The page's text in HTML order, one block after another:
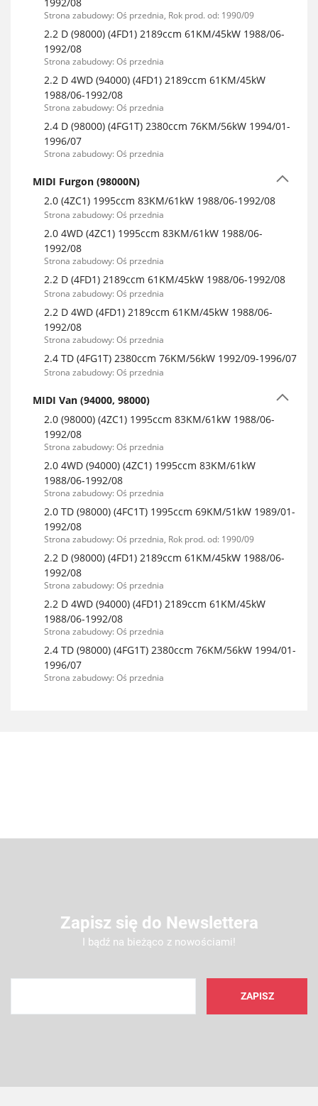
Strona zabudowy: Oś przednia, Rok prod. od: 1990/09
2.2 D (98000) (4FD1) 2189ccm 61KM/45kW 1988/06-
1992/08
Strona zabudowy: Oś przednia
2.2 D 4WD (94000) (4FD1) 2189ccm 61KM/45kW
1988/06-1992/08
Strona zabudowy: Oś przednia
2.4 D (98000) (4FG1T) 2380ccm 76KM/56kW 1994/01-
1996/07
Strona zabudowy: Oś przednia
MIDI Furgon (98000N)
2.0 (4ZC1) 1995ccm 83KM/61kW 1988/06-1992/08
Strona zabudowy: Oś przednia
2.0 4WD (4ZC1) 1995ccm 83KM/61kW 1988/06-
1992/08
Strona zabudowy: Oś przednia
2.2 D (4FD1) 2189ccm 61KM/45kW 1988/06-1992/08
Strona zabudowy: Oś przednia
2.2 D 4WD (4FD1) 2189ccm 61KM/45kW 1988/06-
1992/08
Strona zabudowy: Oś przednia
2.4 TD (4FG1T) 2380ccm 76KM/56kW 1992/09-1996/07
Strona zabudowy: Oś przednia
MIDI Van (94000, 98000)
2.0 (98000) (4ZC1) 1995ccm 83KM/61kW 1988/06-
1992/08
Strona zabudowy: Oś przednia
2.0 4WD (94000) (4ZC1) 1995ccm 83KM/61kW
1988/06-1992/08
Strona zabudowy: Oś przednia
2.0 TD (98000) (4FC1T) 1995ccm 69KM/51kW 1989/01-
1992/08
Strona zabudowy: Oś przednia, Rok prod. od: 1990/09
2.2 D (98000) (4FD1) 2189ccm 61KM/45kW 1988/06-
1992/08
Strona zabudowy: Oś przednia
2.2 D 4WD (94000) (4FD1) 2189ccm 61KM/45kW
1988/06-1992/08
Strona zabudowy: Oś przednia
2.4 TD (98000) (4FG1T) 2380ccm 76KM/56kW 1994/01-
1996/07
Strona zabudowy: Oś przednia
Zapisz się do Newslettera
I bądź na bieżąco z nowościami!